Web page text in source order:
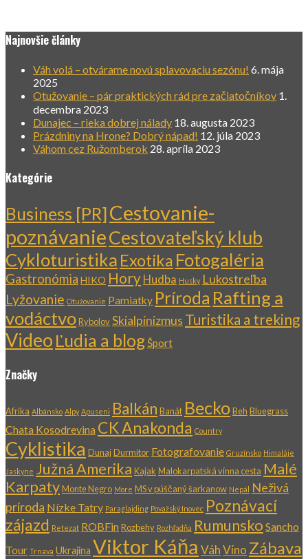
Najnovšie články
Váh volá – otvárame novú splavovaciu sezónu! 6. mája
2025
Otužovanie – pár praktických rád pre začiatočníkov 1.
decembra 2023
Dunajec – rieka dobrej nálady 18. augusta 2023
Prázdniny na Hrone? Dobrý nápad! 12. júla 2023
Váhom cez Ružomberok 28. apríla 2023
Kategórie
Business [PR]Cestovanie-
poznávanieCestovateľský klub
Cykloturistika Exotika Fotogaléria
Gastronómia HIKO Hory Hudba Husky Lukostreľba
Lyžovanie Otužovanie Pamiatky Príroda Rafting a
vodáctvoRybolovSkialpinizmus Turistika a treking
Video Ľudia a blogŠport
Značky
Afrika Albánsko Alpy Apuseni Balkán Banát BeckoBeh Bluegrass
Chata Kosodrevina CK Anakonda Country
Cyklistika DunajDurmitor Fotografovanie Gruzínsko Himaláje
Jaskyne Južná Amerika Kajak Malokarpatská vínna cesta Malé
KarpatyMonte Negro More MS v púščaný šarkanow Nepál Neživá
príroda Nízke Tatry Paraglajding Považský Inovec Poznávací
zájazd Retezat ROBFin Rozbehy Rozhľadňa Rumunsko Sancho
Tour Trnava Ukrajina Viktor Káňa VáhVíno Zábava